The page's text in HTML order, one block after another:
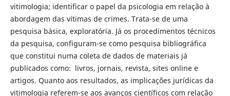
vitimologia; identificar o papel da psicologia em relação à
abordagem das vítimas de crimes. Trata-se de uma
pesquisa básica, exploratória. Já os procedimentos técnicos
da pesquisa, configuram-se como pesquisa bibliográfica
que constitui numa coleta de dados de materiais já
publicados como: livros, jornais, revista, sites online e
artigos. Quanto aos resultados, as implicações jurídicas da
vitimologia referem-se aos avanços científicos com relação